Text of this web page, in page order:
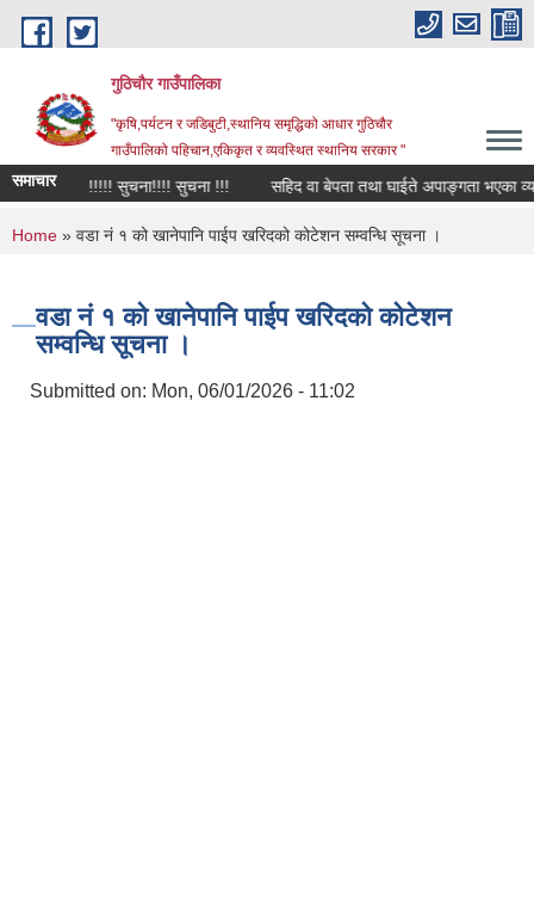
Skip to main content
गुठिचौर गाउँपालिका
"कृषि,पर्यटन र जडिबुटी,स्थानिय समृद्धिको आधार गुठिचौर
गाउँपालिको पहिचान,एकिकृत र व्यवस्थित स्थानिय सरकार "
समाचार
सुचना!!!!! सुचना!!!! सुचना !!! सहिद वा बेपता तथा घाईते अपाङ्गता भएका
You are here
Home » वडा नं १ को खानेपानि पाईप खरिदको कोटेशन सम्वन्धि सूचना ।
वडा नं १ को खानेपानि पाईप खरिदको कोटेशन
सम्वन्धि सूचना ।
Submitted on: Mon, 06/01/2026 - 11:02